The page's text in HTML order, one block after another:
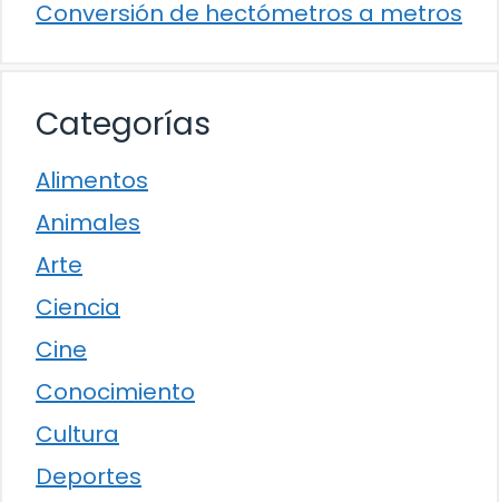
Conversión de hectómetros a metros
Categorías
Alimentos
Animales
Arte
Ciencia
Cine
Conocimiento
Cultura
Deportes